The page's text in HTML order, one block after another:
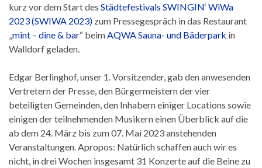
kurz vor dem Start des Städtefestivals SWINGIN‘ WiWa
2023 (SWIWA 2023) zum Pressegespräch in das Restaurant
„mint – dine & bar“ beimAQWA Sauna- und Bäderpark in
Walldorf geladen.
Edgar Berlinghof, unser 1. Vorsitzender, gab den anwesenden
Vertretern der Presse, den Bürgermeistern der vier
beteiligten Gemeinden, den Inhabern einiger Locations sowie
einigen der teilnehmenden Musikern einen Überblick auf die
ab dem 24. März bis zum 07. Mai 2023 anstehenden
Veranstaltungen. Apropos: Natürlich schaffen auch wir es
nicht, in drei Wochen insgesamt 31 Konzerte auf die Beine zu